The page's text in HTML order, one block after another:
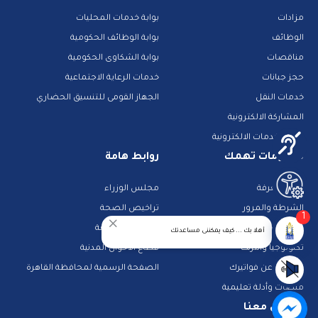
مزادات
الوظائف
مناقصات
حجز جبانات
خدمات النقل
المشاركة الالكترونية
دليل الخدمات الالكترونية
بوابة خدمات المحليات
بوابة الوظائف الحكومية
بوابة الشكاوى الحكومية
خدمات الرعاية الاجتماعية
الجهاز القومى للتنسيق الحضاري
معلومات تهمك
بنك المعرفة
الشرطة والمرور
تطبيقات خدمية
تكنولوجيا وانترنت
استعلم عن فواتيرك
منصات وأدلة تعليمية
روابط هامة
مجلس الوزراء
تراخيص الصحة
البحث عن وظيفة
قطاع الأحوال المدنية
الصفحة الرسمية لمحافظة القاهرة
تواصل معنا
أهلا بك ... كيف يمكننى مساعدتك
1